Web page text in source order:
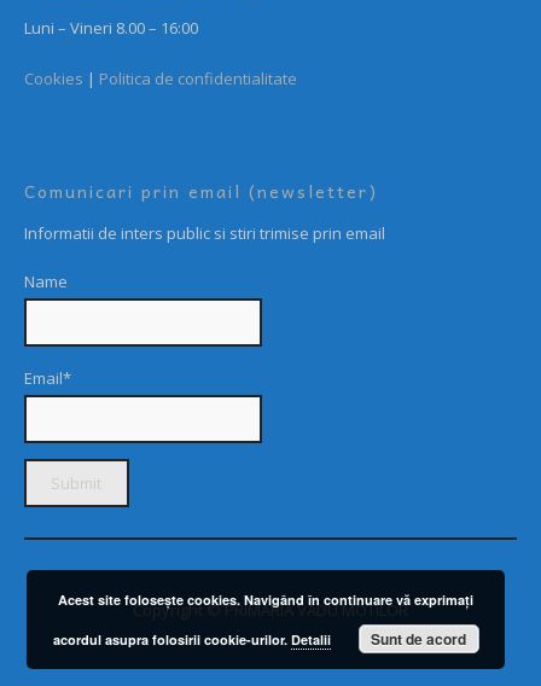
Luni – Vineri 8.00 – 16:00
Cookies | Politica de confidentialitate
Comunicari prin email (newsletter)
Informatii de inters public si stiri trimise prin email
Name
Email*
Copyright © PRIMARIA VADU MOTILOR
Acest site foloseşte cookies. Navigând în continuare vă exprimaţi
acordul asupra folosirii cookie-urilor. Detalii Sunt de acord